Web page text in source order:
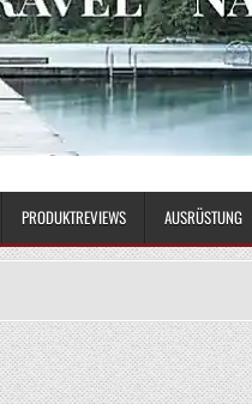
PRODUKTREVIEWS AUSRÜSTUNG